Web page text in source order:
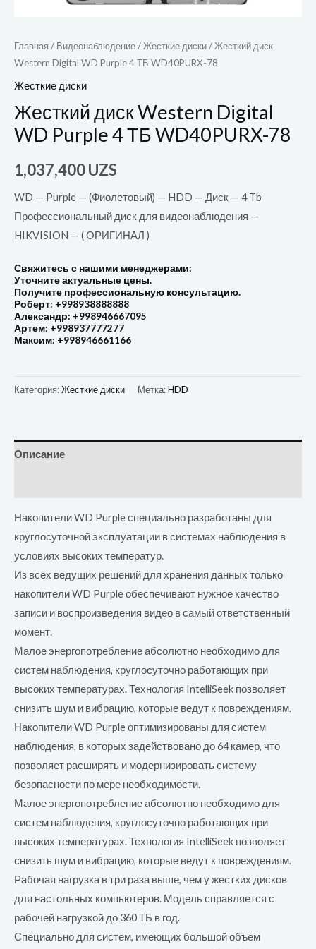
Главная / Видеонаблюдение/Жесткие диски/ Жесткий диск
Western Digital WD Purple 4 ТБ WD40PURX-78
Жесткие диски
Жесткий диск Western Digital
WD Purple 4 ТБ WD40PURX-78
1,037,400UZS
WD — Purple — (Фиолетовый) — HDD — Диск — 4 Tb
Профессиональный диск для видеонаблюдения —
HIKVISION — ( ОРИГИНАЛ )
Свяжитесь с нашими менеджерами:
Уточните актуальные цены.
Получите профессиональную консультацию.
Роберт: +998938888888
Александр: +998946667095
Артем: +998937777277
Максим: +998946661166
Категория:Жесткие диски Метка:HDD
Описание
Накопители WD Purple специально разработаны для
круглосуточной эксплуатации в системах наблюдения в
условиях высоких температур.
Из всех ведущих решений для хранения данных только
накопители WD Purple обеспечивают нужное качество
записи и воспроизведения видео в самый ответственный
момент.
Малое энергопотребление абсолютно необходимо для
систем наблюдения, круглосуточно работающих при
высоких температурах. Технология IntelliSeek позволяет
снизить шум и вибрацию, которые ведут к повреждениям.
Накопители WD Purple оптимизированы для систем
наблюдения, в которых задействовано до 64 камер, что
позволяет расширять и модернизировать систему
безопасности по мере необходимости.
Малое энергопотребление абсолютно необходимо для
систем наблюдения, круглосуточно работающих при
высоких температурах. Технология IntelliSeek позволяет
снизить шум и вибрацию, которые ведут к повреждениям.
Рабочая нагрузка в три раза выше, чем у жестких дисков
для настольных компьютеров. Модель справляется с
рабочей нагрузкой до 360 ТБ в год.
Специально для систем, имеющих большой объем